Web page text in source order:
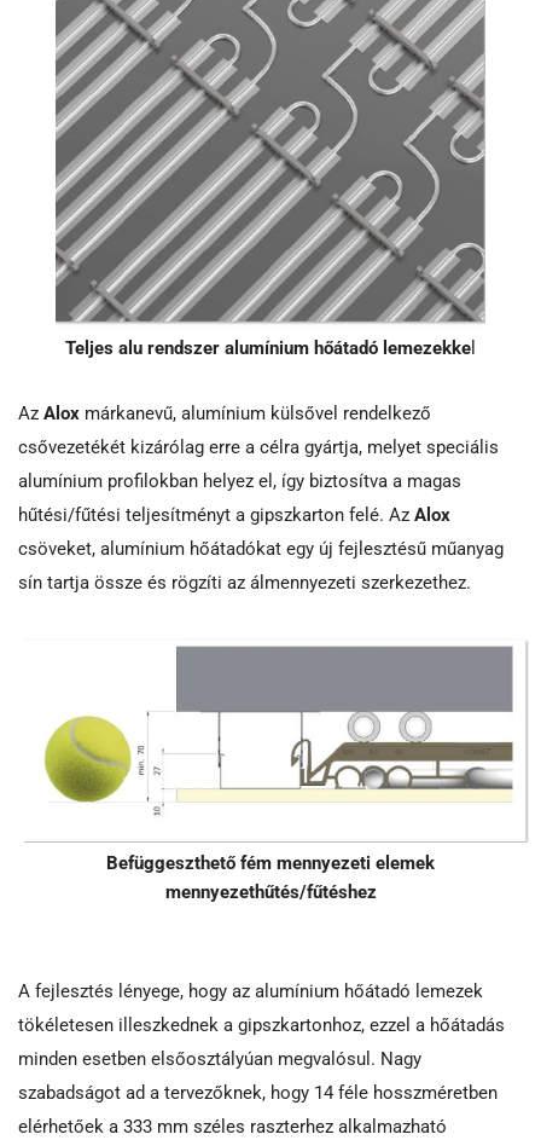
Teljes alu rendszer alumínium hőátadó lemezekke
Az Alox márkanevű, alumínium külsővel rendelkező
csővezetékét kizárólag erre a célra gyártja, melyet speciális
alumínium profilokban helyez el, így biztosítva a magas
hűtési/fűtési teljesítményt a gipszkarton felé. Az Alox
csöveket, alumínium hőátadókat egy új fejlesztésű műanyag
sín tartja össze és rögzíti az álmennyezeti szerkezethez.
Befüggeszthető fém mennyezeti elemek
mennyezethűtés/fűtéshez
A fejlesztés lényege, hogy az alumínium hőátadó lemezek
tökéletesen illeszkednek a gipszkartonhoz, ezzel a hőátadás
minden esetben elsőosztályúan megvalósul. Nagy
szabadságot ad a tervezőknek, hogy 14 féle hosszméretben
elérhetőek a 333 mm széles raszterhez alkalmazható